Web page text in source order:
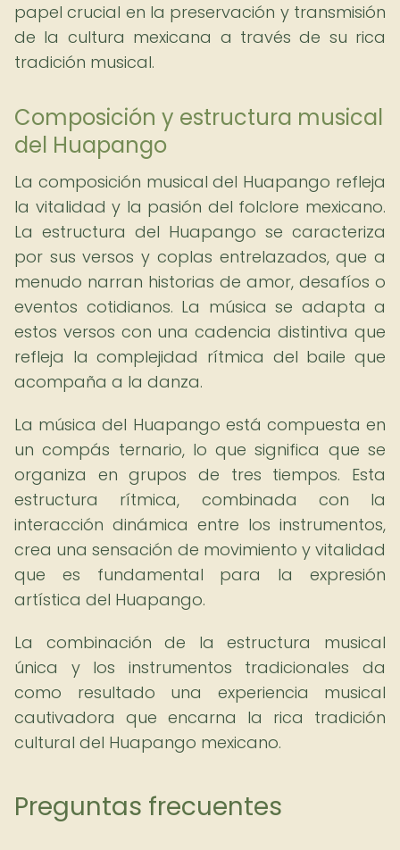
papel crucial en la preservación y transmisión
de la cultura mexicana a través de su rica
tradición musical.
Composición y estructura musical
del Huapango
La composición musical del Huapango refleja
la vitalidad y la pasión del folclore mexicano.
La estructura del Huapango se caracteriza
por sus versos y coplas entrelazados, que a
menudo narran historias de amor, desafíos o
eventos cotidianos. La música se adapta a
estos versos con una cadencia distintiva que
refleja la complejidad rítmica del baile que
acompaña a la danza.
La música del Huapango está compuesta en
un compás ternario, lo que significa que se
organiza en grupos de tres tiempos. Esta
estructura rítmica, combinada con la
interacción dinámica entre los instrumentos,
crea una sensación de movimiento y vitalidad
que es fundamental para la expresión
artística del Huapango.
La combinación de la estructura musical
única y los instrumentos tradicionales da
como resultado una experiencia musical
cautivadora que encarna la rica tradición
cultural del Huapango mexicano.
Preguntas frecuentes